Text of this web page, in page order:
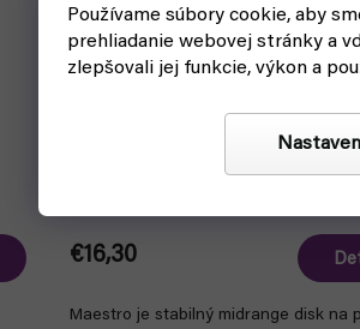
Používame súbory cookie, aby
prehliadanie webovej stránky a
zlepšovali jej funkcie, výkon a
€16,30
Maestro je stabilný midrange disk na